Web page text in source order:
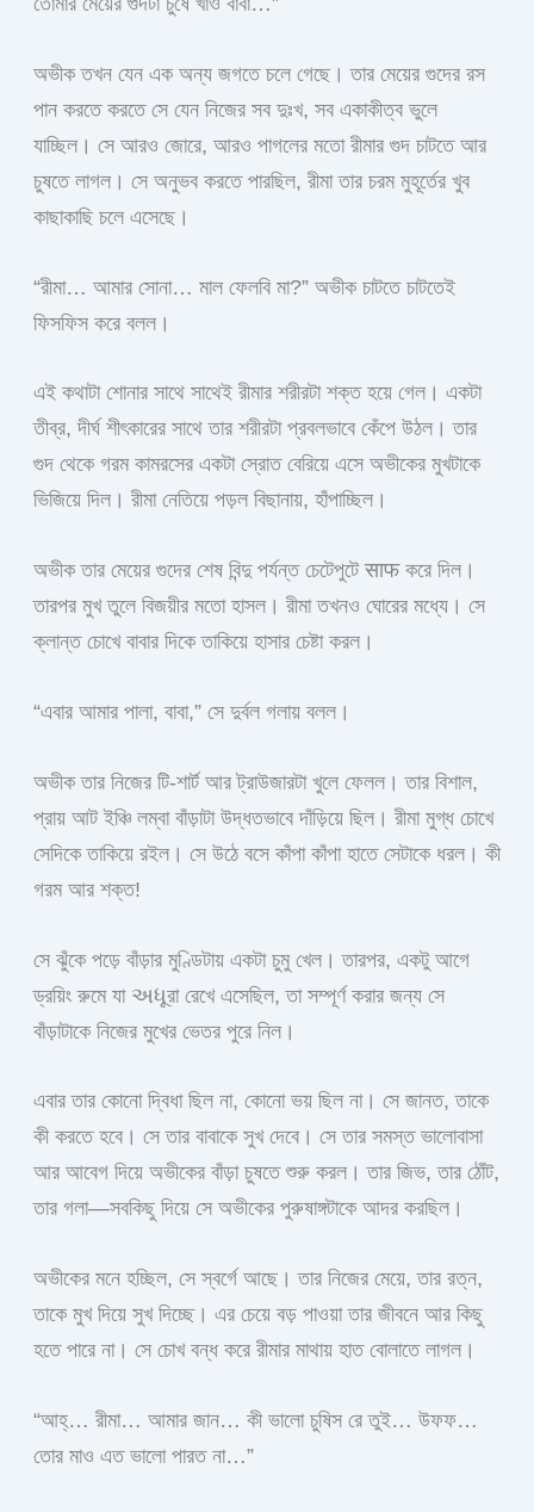
অভীক তখন যেন এক অন্য জগতে চলে গেছে। তার মেয়ের গুদের রস
পান করতে করতে সে যেন নিজের সব দুঃখ, সব একাকীত্ব ভুলে
যাচ্ছিল। সে আরও জোরে, আরও পাগলের মতো রীমার গুদ চাটতে আর
চুষতে লাগল। সে অনুভব করতে পারছিল, রীমা তার চরম মুহূর্তের খুব
কাছাকাছি চলে এসেছে।
“রীমা… আমার সোনা… মাল ফেলবি মা?” অভীক চাটতে চাটতেই
ফিসফিস করে বলল।
এই কথাটা শোনার সাথে সাথেই রীমার শরীরটা শক্ত হয়ে গেল। একটা
তীব্র, দীর্ঘ শীৎকারের সাথে তার শরীরটা প্রবলভাবে কেঁপে উঠল। তার
গুদ থেকে গরম কামরসের একটা স্রোত বেরিয়ে এসে অভীকের মুখটাকে
ভিজিয়ে দিল। রীমা নেতিয়ে পড়ল বিছানায়, হাঁপাচ্ছিল।
অভীক তার মেয়ের গুদের শেষ বিন্দু পর্যন্ত চেটেপুটে साफ করে দিল।
তারপর মুখ তুলে বিজয়ীর মতো হাসল। রীমা তখনও ঘোরের মধ্যে। সে
ক্লান্ত চোখে বাবার দিকে তাকিয়ে হাসার চেষ্টা করল।
“এবার আমার পালা, বাবা,” সে দুর্বল গলায় বলল।
অভীক তার নিজের টি-শার্ট আর ট্রাউজারটা খুলে ফেলল। তার বিশাল,
প্রায় আট ইঞ্চি লম্বা বাঁড়াটা উদ্ধতভাবে দাঁড়িয়ে ছিল। রীমা মুগ্ধ চোখে
সেদিকে তাকিয়ে রইল। সে উঠে বসে কাঁপা কাঁপা হাতে সেটাকে ধরল। কী
গরম আর শক্ত!
সে ঝুঁকে পড়ে বাঁড়ার মুণ্ডিটায় একটা চুমু খেল। তারপর, একটু আগে
ড্রয়িং রুমে যা અધૂরা রেখে এসেছিল, তা সম্পূর্ণ করার জন্য সে
বাঁড়াটাকে নিজের মুখের ভেতর পুরে নিল।
এবার তার কোনো দ্বিধা ছিল না, কোনো ভয় ছিল না। সে জানত, তাকে
কী করতে হবে। সে তার বাবাকে সুখ দেবে। সে তার সমস্ত ভালোবাসা
আর আবেগ দিয়ে অভীকের বাঁড়া চুষতে শুরু করল। তার জিভ, তার ঠোঁট,
তার গলা—সবকিছু দিয়ে সে অভীকের পুরুষাঙ্গটাকে আদর করছিল।
অভীকের মনে হচ্ছিল, সে স্বর্গে আছে। তার নিজের মেয়ে, তার রত্ন,
তাকে মুখ দিয়ে সুখ দিচ্ছে। এর চেয়ে বড় পাওয়া তার জীবনে আর কিছু
হতে পারে না। সে চোখ বন্ধ করে রীমার মাথায় হাত বোলাতে লাগল।
“আহ্… রীমা… আমার জান… কী ভালো চুষিস রে তুই… উফফ…
তোর মাও এত ভালো পারত না…”